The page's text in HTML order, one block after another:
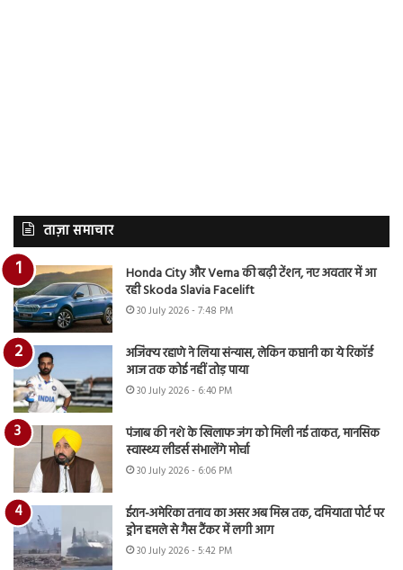
ताज़ा समाचार
Honda City और Verna की बढ़ी टेंशन, नए अवतार में आ
रही Skoda Slavia Facelift
30 July 2026 - 7:48 PM
अजिंक्य रहाणे ने लिया संन्यास, लेकिन कप्तानी का ये रिकॉर्ड
आज तक कोई नहीं तोड़ पाया
30 July 2026 - 6:40 PM
पंजाब की नशे के खिलाफ जंग को मिली नई ताकत, मानसिक
स्वास्थ्य लीडर्स संभालेंगे मोर्चा
30 July 2026 - 6:06 PM
ईरान-अमेरिका तनाव का असर अब मिस्र तक, दमियाता पोर्ट पर
ड्रोन हमले से गैस टैंकर में लगी आग
30 July 2026 - 5:42 PM